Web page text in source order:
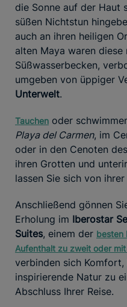
die Sonne auf der Haut
süßen Nichtstun
auch an ihren heiligen
alten Maya waren diese
Süßwasserbecken,
umgeben von üppiger
Unterwelt.
Tauchen oder
Playa del Carmen, im
oder in den Cenoten
ihren Grotten und
lassen Sie sich von
Anschließend gönnen
Erholung im Iberostar
Suites, einem der besten
Aufenthalt zu zweit oder
verbinden sich
inspirierende Natur zu
Abschluss Ihrer Reise.